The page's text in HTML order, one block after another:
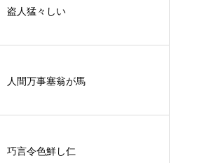
盗人猛々しい
人間万事塞翁が馬
巧言令色鮮し仁